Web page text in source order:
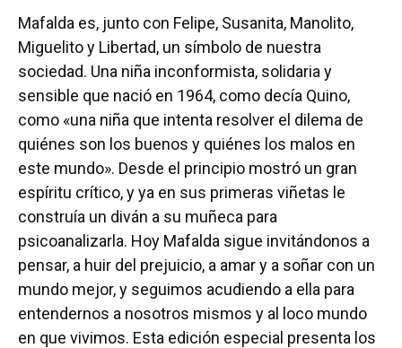
Mafalda es, junto con Felipe, Susanita, Manolito,
Miguelito y Libertad, un símbolo de nuestra
sociedad. Una niña inconformista, solidaria y
sensible que nació en 1964, como decía Quino,
como «una niña que intenta resolver el dilema de
quiénes son los buenos y quiénes los malos en
este mundo». Desde el principio mostró un gran
espíritu crítico, y ya en sus primeras viñetas le
construía un diván a su muñeca para
psicoanalizarla. Hoy Mafalda sigue invitándonos a
pensar, a huir del prejuicio, a amar y a soñar con un
mundo mejor, y seguimos acudiendo a ella para
entendernos a nosotros mismos y al loco mundo
en que vivimos. Esta edición especial presenta los